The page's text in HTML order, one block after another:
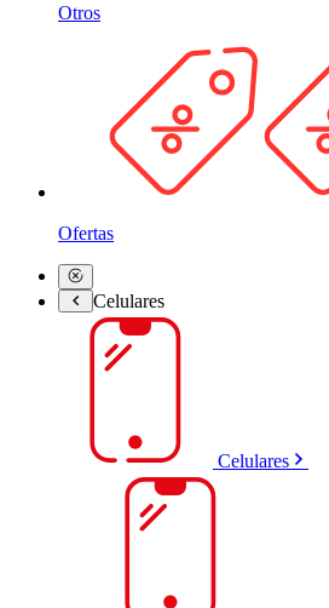
Otros
Ofertas
Celulares
Celulares